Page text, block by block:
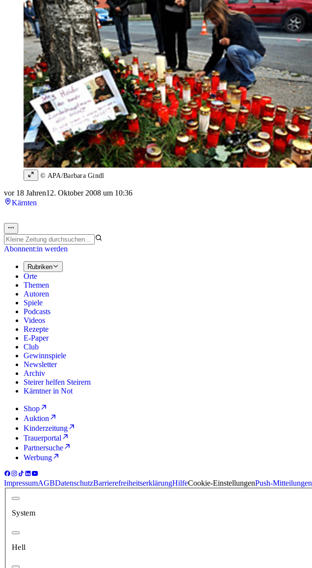
© APA/Barbara Gindl
vor 18 Jahren12. Oktober 2008 um 10:36
Kärnten
Abonnent:in werden
Rubriken
Orte
Themen
Autoren
Spiele
Podcasts
Videos
Rezepte
E-Paper
Club
Gewinnspiele
Newsletter
Archiv
Steirer helfen Steirern
Kärntner in Not
Shop
Auktion
Kinderzeitung
Trauerportal
Partnersuche
Werbung
ImpressumAGBDatenschutzBarrierefreiheitserklärungHilfeCookie-EinstellungenPush-Mitteilungen
System
Hell